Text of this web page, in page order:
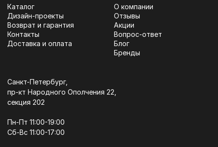
Каталог
Дизайн-проекты
Возврат и гарантия
Контакты
Доставка и оплата
О компании
Отзывы
Акции
Вопрос-ответ
Блог
Бренды
Санкт-Петербург,
пр-кт Народного Ополчения 22,
секция 202
Пн-Пт 11:00-19:00
Сб-Вс 11:00-17:00